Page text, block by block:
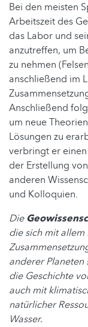
Bei den meisten
Arbeitszeit des
das Labor und
anzutreffen, um
zu nehmen
anschließend im
Anschließend
um neue
Lösungen zu
verbringt er
der Erstellung
anderen
und Kolloquien.
Die
die sich mit allem
anderer Planeten
die Geschichte
auch mit
natürlicher
Wasser.